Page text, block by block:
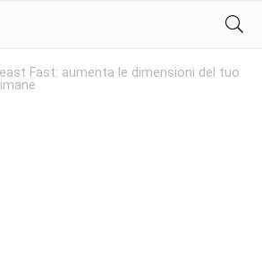
Fast: aumenta le dimensioni del tuo